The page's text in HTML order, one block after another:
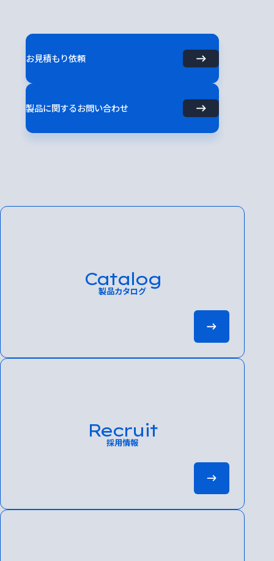
お見積もり依頼
製品に関するお問い合わせ
Catalog
製品カタログ
Recruit
採用情報